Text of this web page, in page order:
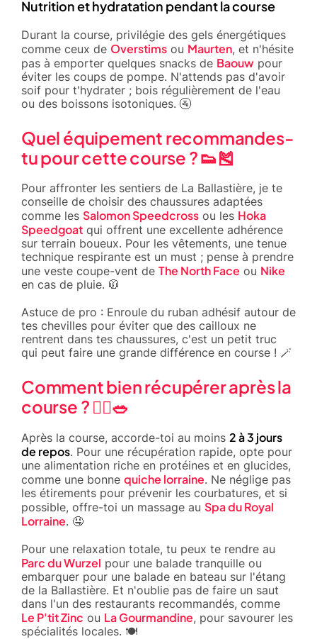
Nutrition et hydratation pendant la course
Durant la course, privilégie des gels énergétiques
comme ceux de Overstims ou Maurten, et n'hésite
pas à emporter quelques snacks de Baouw pour
éviter les coups de pompe. N'attends pas d'avoir
soif pour t'hydrater ; bois régulièrement de l'eau
ou des boissons isotoniques. 🚰
Quel équipement recommandes-
tu pour cette course ? 👟🎽
Pour affronter les sentiers de La Ballastière, je te
conseille de choisir des chaussures adaptées
comme les Salomon Speedcross ou les Hoka
Speedgoat qui offrent une excellente adhérence
sur terrain boueux. Pour les vêtements, une tenue
technique respirante est un must ; pense à prendre
une veste coupe-vent de The North Face ou Nike
en cas de pluie. 🧥
Astuce de pro : Enroule du ruban adhésif autour de
tes chevilles pour éviter que des cailloux ne
rentrent dans tes chaussures, c'est un petit truc
qui peut faire une grande différence en course ! 🪄
Comment bien récupérer après la
course ? 🧘‍♂️🥗
Après la course, accorde-toi au moins 2 à 3 jours
de repos. Pour une récupération rapide, opte pour
une alimentation riche en protéines et en glucides,
comme une bonne quiche lorraine. Ne néglige pas
les étirements pour prévenir les courbatures, et si
possible, offre-toi un massage au Spa du Royal
Lorraine. 🤤
Pour une relaxation totale, tu peux te rendre au
Parc du Wurzel pour une balade tranquille ou
embarquer pour une balade en bateau sur l'étang
de la Ballastière. Et n'oublie pas de faire un saut
dans l'un des restaurants recommandés, comme
Le P'tit Zinc ou La Gourmandine, pour savourer les
spécialités locales. 🍽️